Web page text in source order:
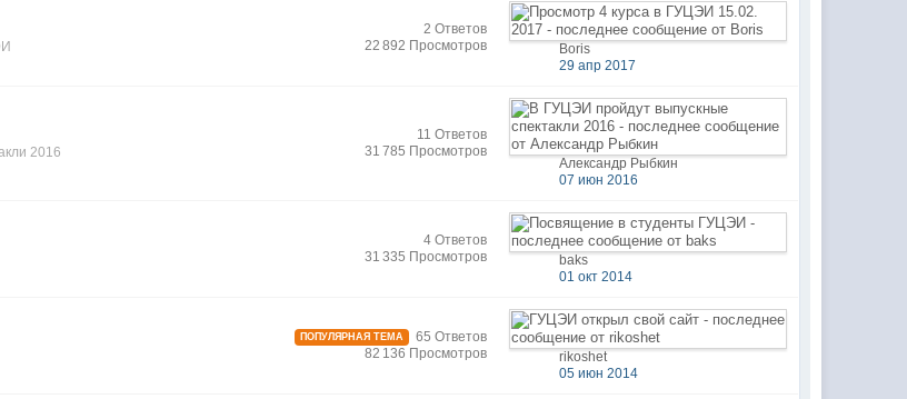
2 Ответов
22 892 Просмотров
Boris
29 апр 2017
2016
11 Ответов
31 785 Просмотров
Александр Рыбкин
07 июн 2016
4 Ответов
31 335 Просмотров
baks
01 окт 2014
ПОПУЛЯРНАЯ ТЕМА
65 Ответов
82 136 Просмотров
rikoshet
05 июн 2014